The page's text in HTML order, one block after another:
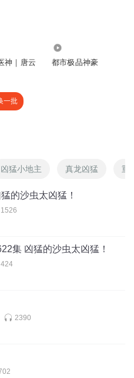
神｜唐云
都市极品神豪
一批
凶猛小地主 真龙凶猛 重
的沙虫太凶猛！
1526
集 凶猛的沙虫太凶猛！
424
2390